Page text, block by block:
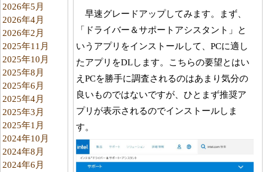
2026年5月
2026年4月
2026年2月
2025年11月
2025年10月
2025年8月
2025年6月
2025年4月
2025年3月
2025年1月
2024年10月
2024年8月
2024年6月
早速グレードアップしてみます。まず、
「ドライバー＆サポートアシスタント」と
いうアプリをインストールして、PCに適し
たアプリをDLします。こちらの要望とはい
えPCを勝手に調査されるのはあまり気分の
良いものではないですが、ひとまず推奨ア
プリが表示されるのでインストールしま
す。